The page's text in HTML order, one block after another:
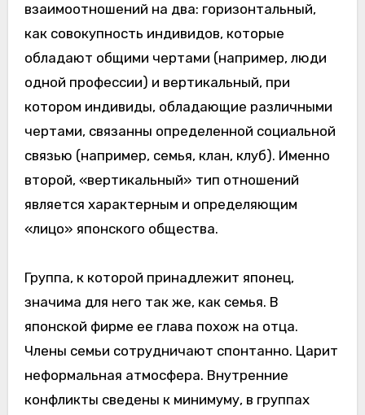
взаимоотношений на два: горизонтальный,
как совокупность индивидов, которые
обладают общими чертами (например, люди
одной профессии) и вертикальный, при
котором индивиды, обладающие различными
чертами, связанны определенной социальной
связью (например, семья, клан, клуб). Именно
второй, «вертикальный» тип отношений
является характерным и определяющим
«лицо» японского общества.
Группа, к которой принадлежит японец,
значима для него так же, как семья. В
японской фирме ее глава похож на отца.
Члены семьи сотрудничают спонтанно. Царит
неформальная атмосфера. Внутренние
конфликты сведены к минимуму, в группах